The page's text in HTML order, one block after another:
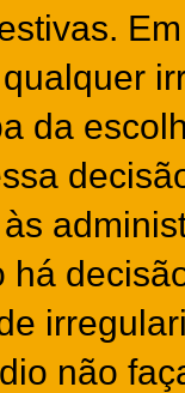
da
há
não